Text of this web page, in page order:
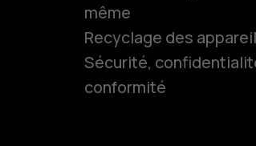
même
Recyclage des
Sécurité,
conformité